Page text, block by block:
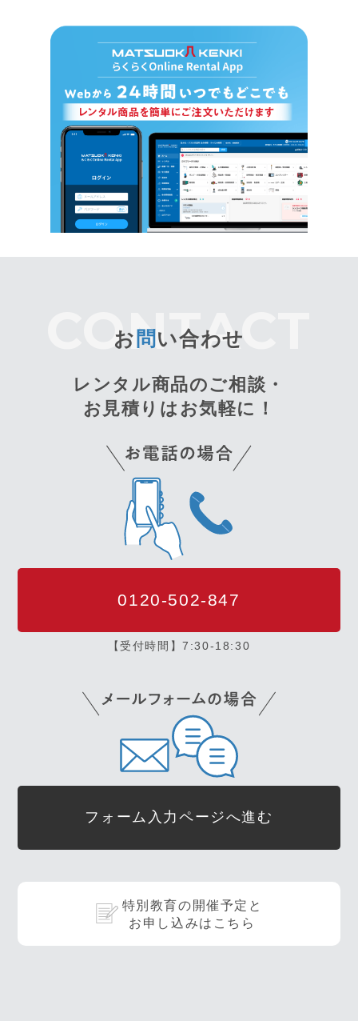
お 問 い合わせ
レンタル商品のご相談・
お見積りはお気軽に！
0120-502-847
【受付時間】7:30-18:30
フォーム入力ページへ進む
特別教育の開催予定と
お申し込みはこちら